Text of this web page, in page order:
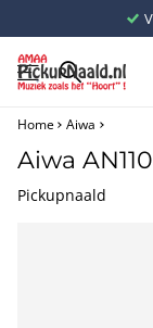
Home Aiwa
Aiwa
Pickupnaald